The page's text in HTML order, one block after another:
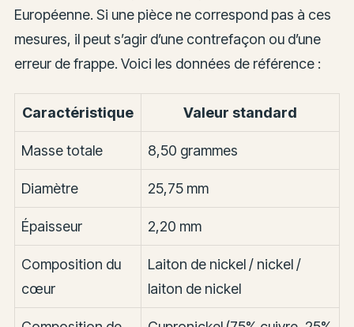
Européenne. Si une pièce ne correspond pas à ces
mesures, il peut s’agir d’une contrefaçon ou d’une
erreur de frappe. Voici les données de référence :
Caractéristique Valeur standard
Masse totale 8,50 grammes
Diamètre 25,75 mm
Épaisseur 2,20 mm
Composition du
cœur
Laiton de nickel / nickel /
laiton de nickel